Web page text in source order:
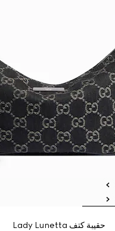
حقيبة كتف Lady Lunetta